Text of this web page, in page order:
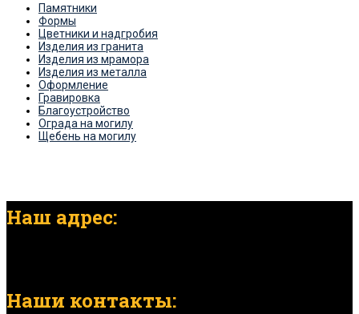
Памятники
Формы
Цветники и надгробия
Изделия из гранита
Изделия из мрамора
Изделия из металла
Оформление
Гравировка
Благоустройство
Ограда на могилу
Щебень на могилу
Наш адрес:
Наши контакты: